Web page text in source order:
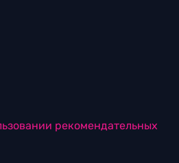
рекомендательных